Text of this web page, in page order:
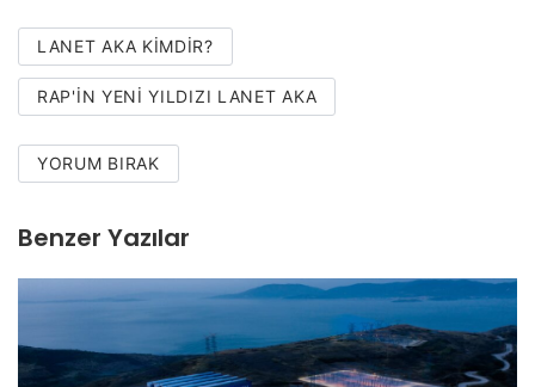
LANET AKA KİMDİR?
RAP'İN YENİ YILDIZI LANET AKA
YORUM BIRAK
Benzer Yazılar